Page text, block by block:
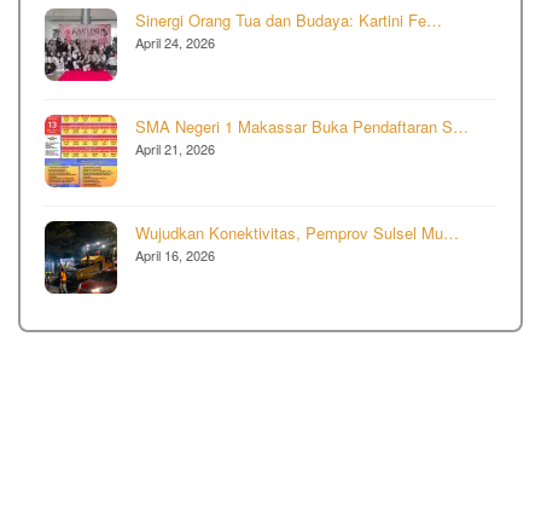
Sinergi Orang Tua dan Budaya: Kartini Fe…
April 24, 2026
SMA Negeri 1 Makassar Buka Pendaftaran S…
April 21, 2026
Wujudkan Konektivitas, Pemprov Sulsel Mu…
April 16, 2026